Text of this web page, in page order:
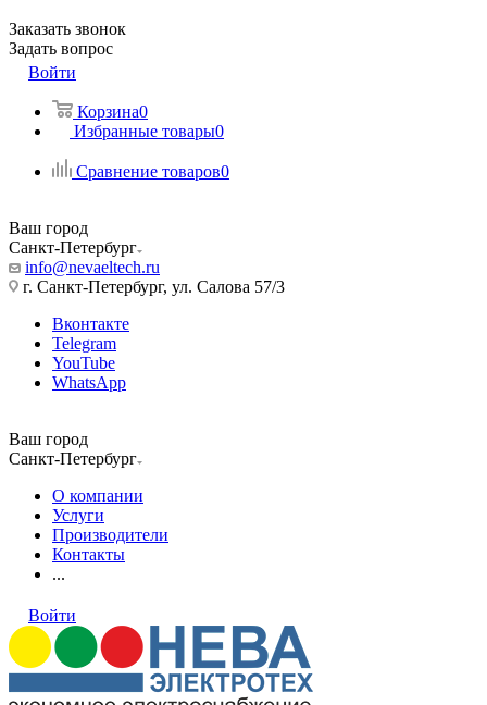
Заказать звонок
Задать вопрос
Войти
Корзина0
Избранные товары0
Сравнение товаров0
Ваш город
Санкт-Петербург
info@nevaeltech.ru
г. Санкт-Петербург, ул. Салова 57/3
Вконтакте
Telegram
YouTube
WhatsApp
Ваш город
Санкт-Петербург
О компании
Услуги
Производители
Контакты
...
Войти